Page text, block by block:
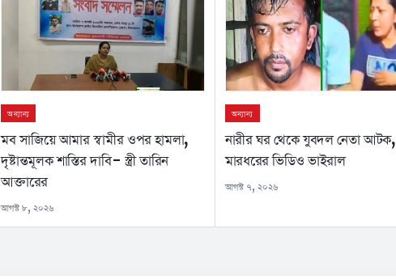
অন্যান্য
মব সাজিয়ে আমার স্বামীর ওপর হামলা,
দৃষ্টান্তমূলক শাস্তির দাবি- স্ত্রী তারিন
আক্তারের
আগস্ট ৮, ২০২৬
অন্যান্য
নারীর ঘর থেকে যুবদল নেতা আটক,
মারধরের ভিডিও ভাইরাল
আগস্ট ৭, ২০২৬